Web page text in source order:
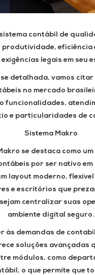
contábil de
eficiência
exigências legais em seu
detalhada, vamos
no mercado
funcionalidades,
e particularidades de
Sistema Makro
se destaca como
por ser nativo em
layout moderno, flexível
e escritórios que
centralizar suas
ambiente digital seguro.
às demandas de
soluções avançadas
módulos, como
o que permite que